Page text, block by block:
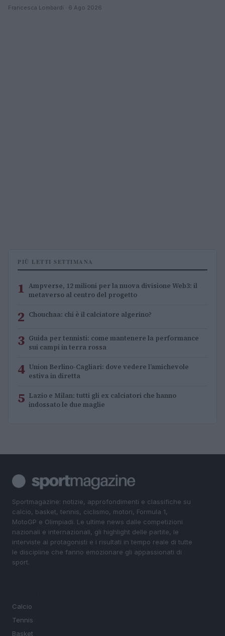
Francesca Lombardi · 6 Ago 2026
PIÙ LETTI SETTIMANA
1 Ampverse, 12 milioni per la nuova divisione Web3: il
metaverso al centro del progetto
2 Chouchaa: chi è il calciatore algerino?
3 Guida per tennisti: come mantenere la performance
sui campi in terra rossa
4 Union Berlino-Cagliari: dove vedere l’amichevole
estiva in diretta
5 Lazio e Milan: tutti gli ex calciatori che hanno
indossato le due maglie
Sportmagazine: notizie, approfondimenti e classifiche su
calcio, basket, tennis, ciclismo, motori, Formula 1,
MotoGP e Olimpiadi. Le ultime news dalle competizioni
nazionali e internazionali, gli highlight delle partite, le
interviste ai protagonisti e i risultati in tempo reale di tutte
le discipline che fanno emozionare gli appassionati di
sport.
Calcio
Tennis
Basket